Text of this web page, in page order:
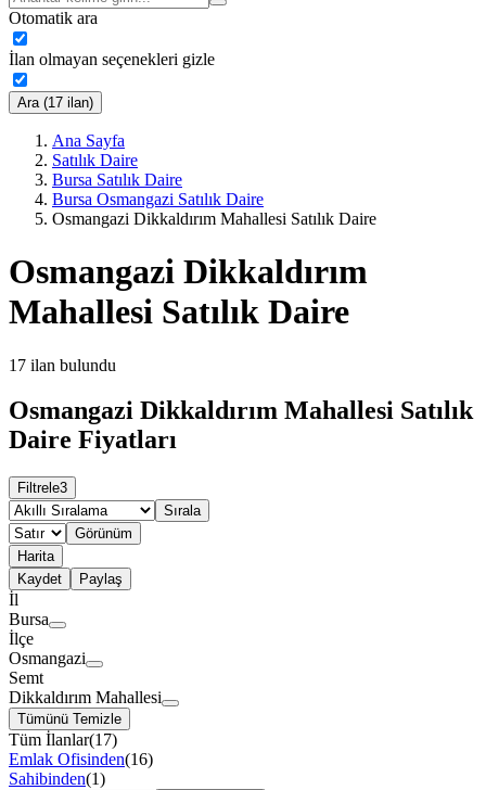
Otomatik ara
İlan olmayan seçenekleri gizle
Ara (17 ilan)
Ana Sayfa
Satılık Daire
Bursa Satılık Daire
Bursa Osmangazi Satılık Daire
Osmangazi Dikkaldırım Mahallesi Satılık Daire
Osmangazi Dikkaldırım
Mahallesi Satılık Daire
17 ilan bulundu
Osmangazi Dikkaldırım Mahallesi Satılık
Daire Fiyatları
Filtrele3
Sırala
Görünüm
Harita
Kaydet
Paylaş
İl
Bursa
İlçe
Osmangazi
Semt
Dikkaldırım Mahallesi
Tümünü Temizle
Tüm İlanlar(17)
Emlak Ofisinden(16)
Sahibinden(1)